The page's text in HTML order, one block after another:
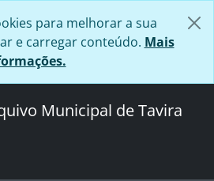
para melhorar a sua
e carregar conteúdo. Mais
Municipal de Tavira